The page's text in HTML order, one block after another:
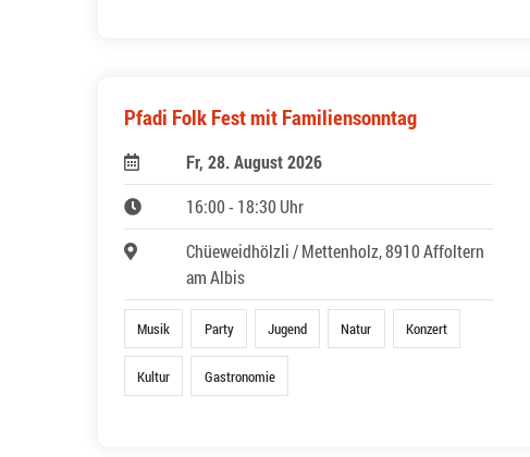
Pfadi Folk Fest mit Familiensonntag
Fr, 28. August 2026
16:00 - 18:30 Uhr
Chüeweidhölzli / Mettenholz, 8910 Affoltern
am Albis
Musik Party Jugend Natur Konzert
Kultur Gastronomie